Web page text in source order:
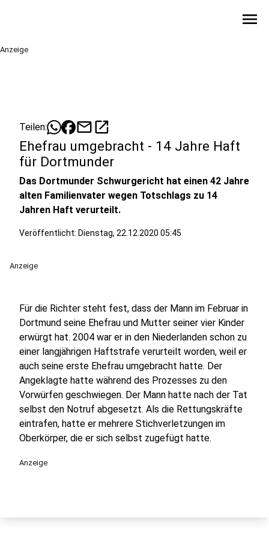
menu
Anzeige
Teilen: mailopen_in_new
Ehefrau umgebracht - 14 Jahre Haft
für Dortmunder
Das Dortmunder Schwurgericht hat einen 42 Jahre
alten Familienvater wegen Totschlags zu 14
Jahren Haft verurteilt.
Veröffentlicht: Dienstag, 22.12.2020 05:45
Anzeige
Für die Richter steht fest, dass der Mann im Februar in
Dortmund seine Ehefrau und Mutter seiner vier Kinder
erwürgt hat. 2004 war er in den Niederlanden schon zu
einer langjährigen Haftstrafe verurteilt worden, weil er
auch seine erste Ehefrau umgebracht hatte. Der
Angeklagte hatte während des Prozesses zu den
Vorwürfen geschwiegen. Der Mann hatte nach der Tat
selbst den Notruf abgesetzt. Als die Rettungskräfte
eintrafen, hatte er mehrere Stichverletzungen im
Oberkörper, die er sich selbst zugefügt hatte.
Anzeige